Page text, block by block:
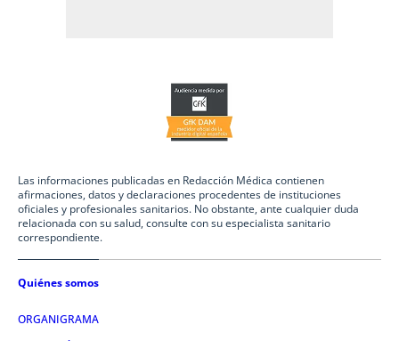
Las informaciones publicadas en Redacción Médica contienen
afirmaciones, datos y declaraciones procedentes de instituciones
oficiales y profesionales sanitarios. No obstante, ante cualquier duda
relacionada con su salud, consulte con su especialista sanitario
correspondiente.
Quiénes somos
ORGANIGRAMA